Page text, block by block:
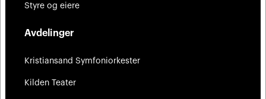
Styre og eiere
Avdelinger
Kristiansand Symfoniorkester
Kilden Teater